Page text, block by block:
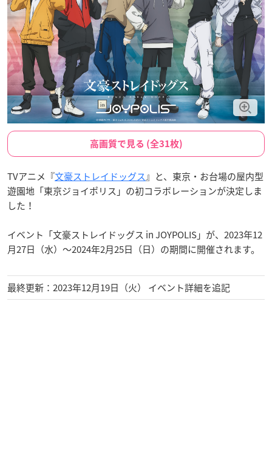
高画質で見る (全31枚)
TVアニメ『文豪ストレイドッグス』と、東京・お台場の屋内型
遊園地「東京ジョイポリス」の初コラボレーションが決定しま
した！
イベント「文豪ストレイドッグス in JOYPOLIS」が、2023年12
月27日（水）～2024年2月25日（日）の期間に開催されます。
最終更新：2023年12月19日（火） イベント詳細を追記